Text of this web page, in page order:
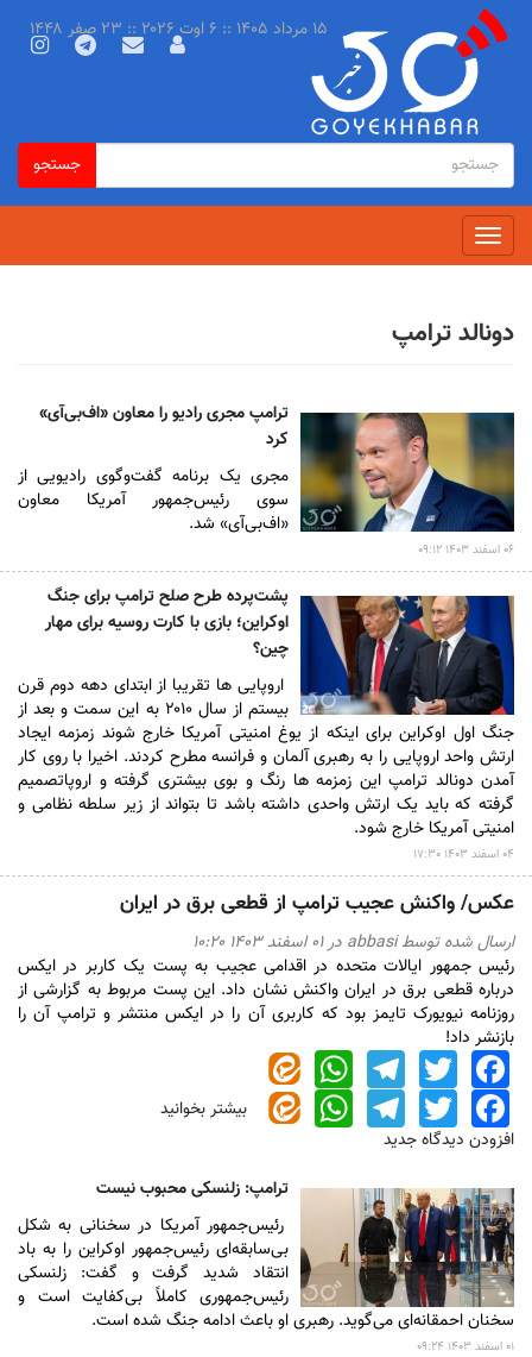
فرم
جستجو
جستجو
جستجو
Toggle
navigation
۱۵ مرداد ۱۴۰۵ :: ۶ اوت ۲۰۲۶ :: ۲۳ صفر ۱۴۴۸
دونالد ترامپ
ترامپ مجری رادیو را معاون «اف‌بی‌آی»
کرد
مجری یک برنامه گفت‌وگوی رادیویی از
سوی رئیس‌جمهور آمریکا معاون
«اف‌بی‌آی» شد.
۰۶ اسفند ۱۴۰۳ ۰۹:۱۲
پشت‌پرده طرح صلح ترامپ برای جنگ
اوکراین؛ بازی با کارت روسیه برای مهار
چین؟
اروپایی ها تقریبا از ابتدای دهه دوم قرن
بیستم از سال ۲۰۱۰ به این سمت و بعد از
جنگ اول اوکراین برای اینکه از یوغ امنیتی آمریکا خارج شوند زمزمه ایجاد
ارتش واحد اروپایی را به رهبری آلمان و فرانسه مطرح کردند. اخیرا با روی کار
آمدن دونالد ترامپ این زمزمه ها رنگ و بوی بیشتری گرفته و اروپاتصمیم
گرفته که باید یک ارتش واحدی داشته باشد تا بتواند از زیر سلطه نظامی و
امنیتی آمریکا خارج شود.
۰۴ اسفند ۱۴۰۳ ۱۷:۳۰
عکس/ واکنش عجیب ترامپ از قطعی برق در ایران
ارسال شده توسطabbasi در ۰۱ اسفند ۱۴۰۳ ۱۰:۲۰
رئیس جمهور ایالات متحده در اقدامی عجیب به پست یک کاربر در ایکس
درباره قطعی برق در ایران واکنش نشان داد. این پست مربوط به گزارشی از
روزنامه نیویورک تایمز بود که کاربری آن را در ایکس منتشر و ترامپ آن را
بازنشر داد!
Facebook
Twitter
Telegram
WhatsApp
Facebook
Twitter
Telegram
WhatsApp
بیشتر بخوانید
عجیب
ترامپ
قطعی
برق
در
ایران
افزودن دیدگاه جدید
ترامپ: زلنسکی محبوب نیست
رئیس‌جمهور آمریکا در سخنانی به شکل
بی‌سابقه‌ای رئیس‌جمهور اوکراین را به باد
انتقاد شدید گرفت و گفت: زلنسکی
رئیس‌جمهوری کاملاً بی‌کفایت است و
سخنان احمقانه‌ای می‌گوید. رهبری او باعث ادامه جنگ شده است.
۰۱ اسفند ۱۴۰۳ ۰۹:۲۴